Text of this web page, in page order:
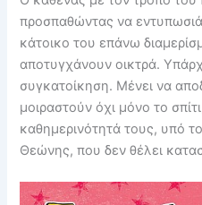
προσπαθώντας να
κάτοικο του επάνω
αποτυγχάνουν οικτρά.
συγκατοίκηση. Μένει να
μοιραστούν όχι μόνο το
καθημερινότητά τους, υπό
Θεώνης, που δεν θέλει